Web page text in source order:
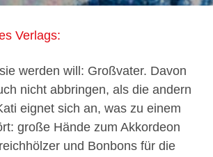
Verlags:
werden will: Großvater. Davon
nicht abbringen, als die andern
eignet sich an, was zu einem
große Hände zum Akkordeon
und Bonbons für die